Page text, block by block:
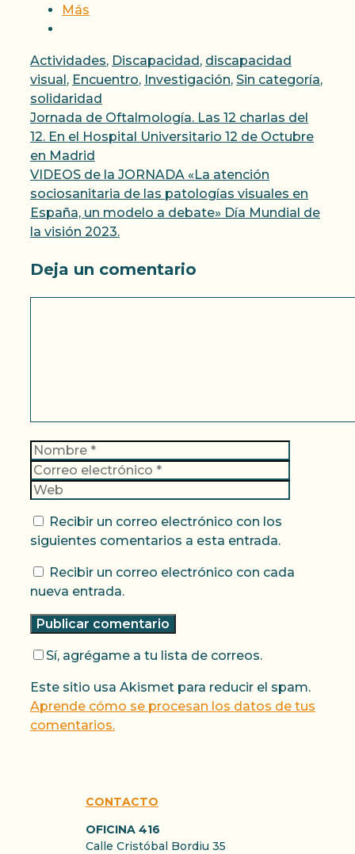
Más
Categorías
Actividades, Discapacidad, discapacidad
visual, Encuentro, Investigación, Sin categoría,
solidaridad
Jornada de Oftalmología. Las 12 charlas del
12. En el Hospital Universitario 12 de Octubre
en Madrid
VIDEOS de la JORNADA «La atención
sociosanitaria de las patologías visuales en
España, un modelo a debate» Día Mundial de
la visión 2023.
Deja un comentario
Nombre
Recibir un correo electrónico con los
siguientes comentarios a esta entrada.
Recibir un correo electrónico con cada
nueva entrada.
Sí, agrégame a tu lista de correos.
Este sitio usa Akismet para reducir el spam.
Aprende cómo se procesan los datos de tus
comentarios.
CONTACTO
OFICINA 416
Calle Cristóbal Bordiu 35